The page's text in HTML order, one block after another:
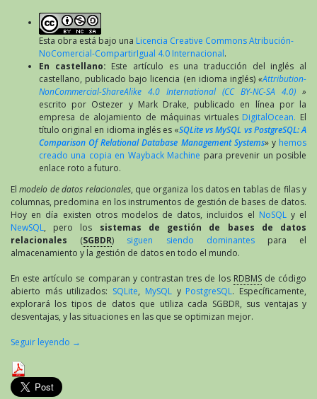
Esta obra está bajo una Licencia Creative Commons Atribución-
NoComercial-CompartirIgual 4.0 Internacional.
En castellano: Este artículo es una traducción del inglés al
castellano, publicado bajo licencia (en idioma inglés) «Attribution-
NonCommercial-ShareAlike 4.0 International (CC BY-NC-SA 4.0) »
escrito por Ostezer y Mark Drake, publicado en línea por la
empresa de alojamiento de máquinas virtuales DigitalOcean. El
título original en idioma inglés es «SQLite vs MySQL vs PostgreSQL: A
Comparison Of Relational Database Management Systems» y hemos
creado una copia en Wayback Machine para prevenir un posible
enlace roto a futuro.
Elmodelo de datos relacionales, que organiza los datos en tablas de filas y
columnas, predomina en los instrumentos de gestión de bases de datos.
Hoy en día existen otros modelos de datos, incluidos el NoSQLy el
NewSQL, pero los sistemas de gestión de bases de datos
relacionales (SGBDR) siguen siendo dominantespara el
almacenamiento y la gestión de datos en todo el mundo.
En este artículo se comparan y contrastan tres de los RDBMSde código
abierto más utilizados: SQLite, MySQLy PostgreSQL. Específicamente,
explorará los tipos de datos que utiliza cada SGBDR, sus ventajas y
desventajas, y las situaciones en las que se optimizan mejor.
Seguir leyendo →